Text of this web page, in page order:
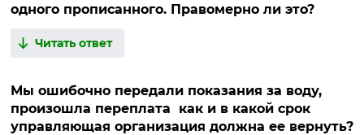
одного прописанного. Правомерно ли это?
Читать ответ
Мы ошибочно передали показания за воду,
произошла переплата как и в какой срок
управляющая организация должна ее вернуть?